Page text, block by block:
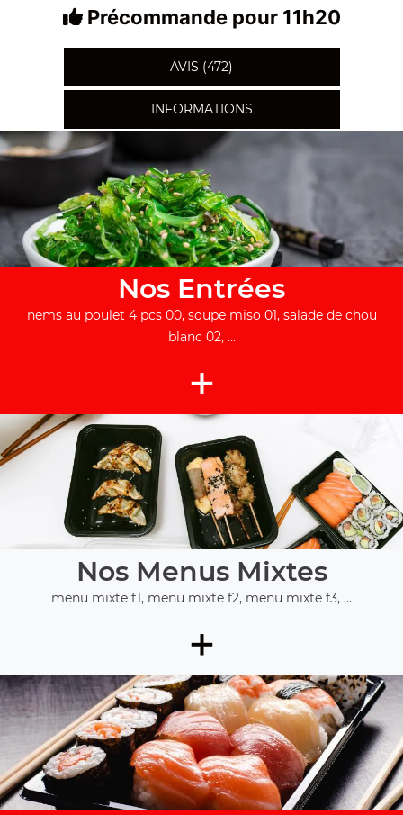
Précommande pour 11h20
AVIS (472)
INFORMATIONS
Nos Entrées
nems au poulet 4 pcs 00, soupe miso 01, salade de chou
blanc 02, ...
+
Nos Menus Mixtes
menu mixte f1, menu mixte f2, menu mixte f3, ...
+